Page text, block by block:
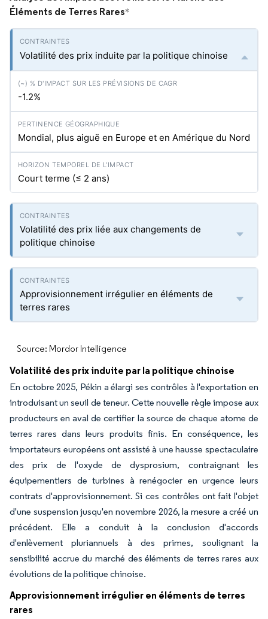
Éléments de Terres Rares*
Volatilité des prix induite par la politique chinoise
-1.2%
Mondial, plus aiguë en Europe et en Amérique du Nord
Court terme (≤ 2 ans)
Volatilité des prix liée aux changements de
politique chinoise
Approvisionnement irrégulier en éléments de
terres rares
Source: Mordor Intelligence
Volatilité des prix induite par la politique chinoise
En octobre 2025, Pékin a élargi ses contrôles à l'exportation en
introduisant un seuil de teneur. Cette nouvelle règle impose aux
producteurs en aval de certifier la source de chaque atome de
terres rares dans leurs produits finis. En conséquence, les
importateurs européens ont assisté à une hausse spectaculaire
des prix de l'oxyde de dysprosium, contraignant les
équipementiers de turbines à renégocier en urgence leurs
contrats d'approvisionnement. Si ces contrôles ont fait l'objet
d'une suspension jusqu'en novembre 2026, la mesure a créé un
précédent. Elle a conduit à la conclusion d'accords
d'enlèvement pluriannuels à des primes, soulignant la
sensibilité accrue du marché des éléments de terres rares aux
évolutions de la politique chinoise.
Approvisionnement irrégulier en éléments de terres
rares